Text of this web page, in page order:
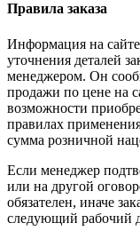
Правила заказа
Информация на
уточнения деталей
менеджером. Он
продажи по цене на
возможности
правилах
сумма розничной
Если менеджер
или на другой
обязателен, иначе
следующий рабочий